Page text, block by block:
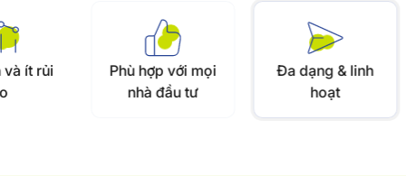
Phù hợp với mọi
nhà đầu tư
Đa dạng & linh
hoạt